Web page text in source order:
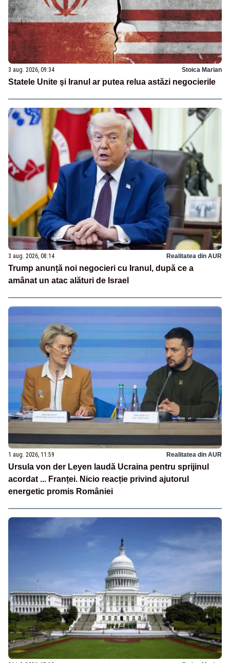
3 aug. 2026, 09:34 Stoica Marian
Statele Unite şi Iranul ar putea relua astăzi negocierile
3 aug. 2026, 08:14 Realitatea din AUR
Trump anunță noi negocieri cu Iranul, după ce a
amânat un atac alături de Israel
1 aug. 2026, 11:59 Realitatea din AUR
Ursula von der Leyen laudă Ucraina pentru sprijinul
acordat ... Franței. Nicio reacție privind ajutorul
energetic promis României